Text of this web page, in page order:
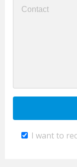
I want to